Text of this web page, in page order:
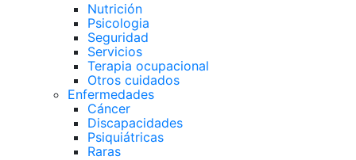
Nutrición
Psicologia
Seguridad
Servicios
Terapia ocupacional
Otros cuidados
Enfermedades
Cáncer
Discapacidades
Psiquiátricas
Raras